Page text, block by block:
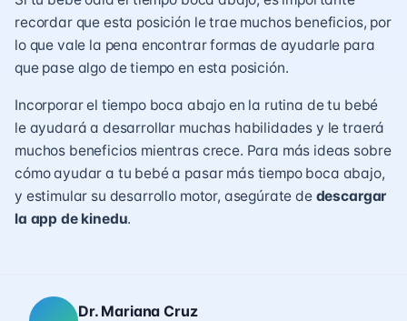
recordar que esta posición le trae muchos beneficios, por
lo que vale la pena encontrar formas de ayudarle para
que pase algo de tiempo en esta posición.
Incorporar el tiempo boca abajo en la rutina de tu bebé
le ayudará a desarrollar muchas habilidades y le traerá
muchos beneficios mientras crece. Para más ideas sobre
cómo ayudar a tu bebé a pasar más tiempo boca abajo,
y estimular su desarrollo motor, asegúrate de descargar
la app de kinedu.
Dr. Mariana Cruz